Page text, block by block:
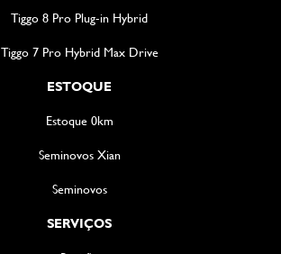
Tiggo 8 Pro Plug-in Hybrid
Tiggo 7 Pro Hybrid Max Drive
ESTOQUE
Estoque 0km
Seminovos Xian
Seminovos
SERVIÇOS